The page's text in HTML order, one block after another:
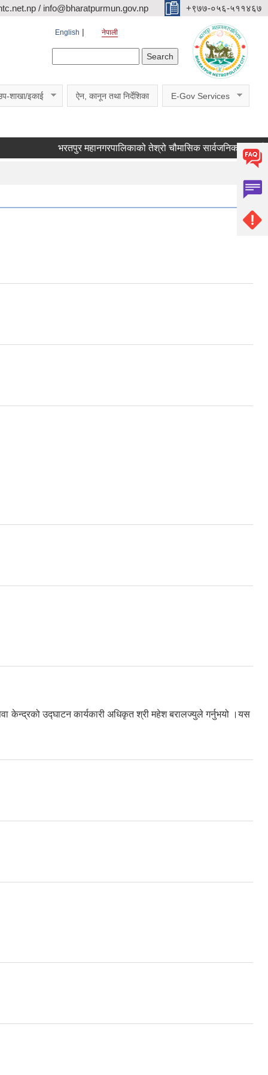
/ info@bharatpurmun.gov.np ‌‌+९७७-०५६-५११४६७
English नेपाली
शाखा/इकाई ऐन, कानून तथा निर्देशिका E-Gov Services
भरतपुर महानगरपालिकाको तेश्रो चौमासिक सार्वजनिक सुनुवाई
केन्द्रको उद्घाटन कार्यकारी अधिकृत श्री महेश बरालज्युले गर्नुभयो ।यस